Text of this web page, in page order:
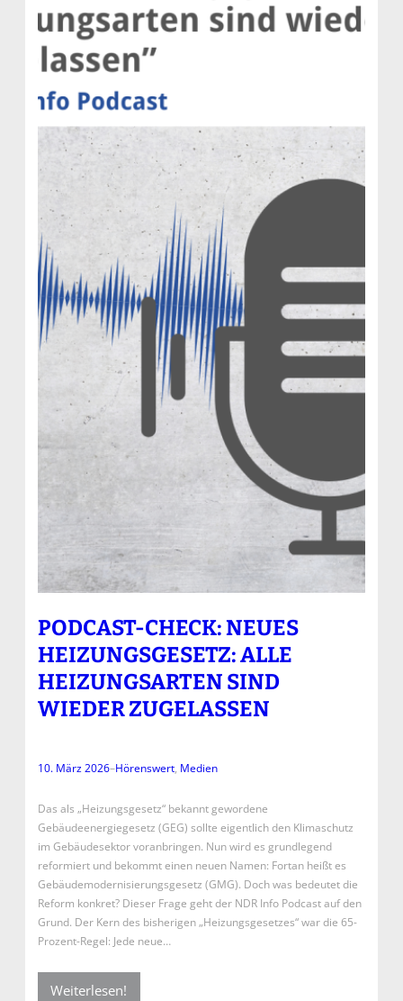
PODCAST-CHECK: NEUES
HEIZUNGSGESETZ: ALLE
HEIZUNGSARTEN SIND
WIEDER ZUGELASSEN
10. März 2026–Hörenswert, Medien
Das als „Heizungsgesetz“ bekannt gewordene
Gebäudeenergiegesetz (GEG) sollte eigentlich den Klimaschutz
im Gebäudesektor voranbringen. Nun wird es grundlegend
reformiert und bekommt einen neuen Namen: Fortan heißt es
Gebäudemodernisierungsgesetz (GMG). Doch was bedeutet die
Reform konkret? Dieser Frage geht der NDR Info Podcast auf den
Grund. Der Kern des bisherigen „Heizungsgesetzes“ war die 65-
Prozent-Regel: Jede neue…
Weiterlesen!